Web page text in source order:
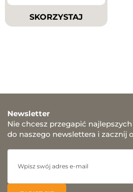
SKORZYSTAJ
Newsletter
Nie chcesz przegapić
do naszego newslettera i zacznij